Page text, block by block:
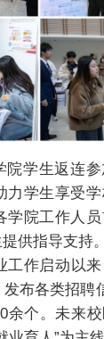
院学生返连
力学生享受
学院工作人
供指导支持。
工作启动以来
布各类招聘
余个。未来